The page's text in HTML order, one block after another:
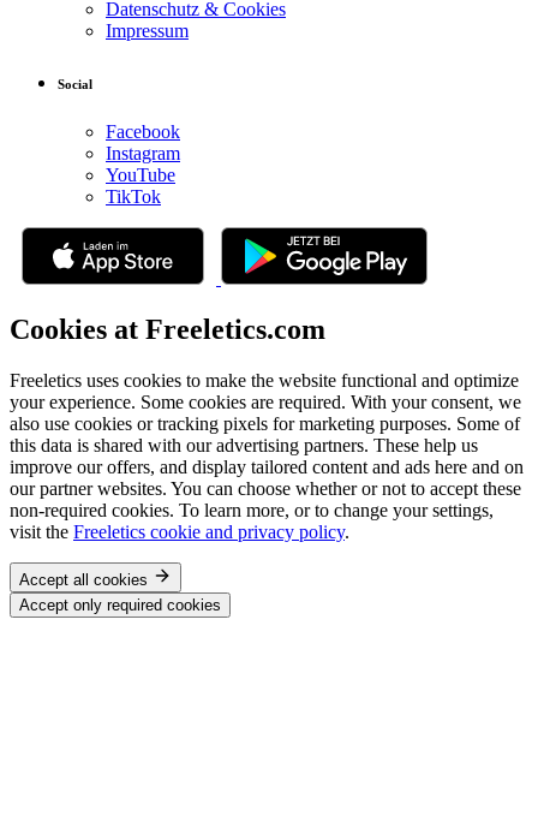
Datenschutz & Cookies
Impressum
Social
Facebook
Instagram
YouTube
TikTok
Cookies at Freeletics.com
Freeletics uses cookies to make the website functional and optimize
your experience. Some cookies are required. With your consent, we
also use cookies or tracking pixels for marketing purposes. Some of
this data is shared with our advertising partners. These help us
improve our offers, and display tailored content and ads here and on
our partner websites. You can choose whether or not to accept these
non-required cookies. To learn more, or to change your settings,
visit the Freeletics cookie and privacy policy.
Accept all cookies
Accept only required cookies